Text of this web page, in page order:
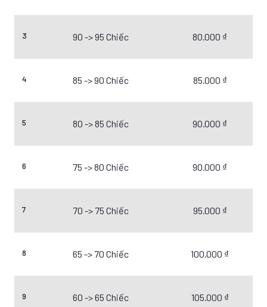
3 90 -> 95 Chiếc 80.000 ₫
4 85 -> 90 Chiếc 85.000 ₫
5 80 -> 85 Chiếc 90.000 ₫
6 75 -> 80 Chiếc 90.000 ₫
7 70 -> 75 Chiếc 95.000 ₫
8 65 -> 70 Chiếc 100.000 ₫
9 60 -> 65 Chiếc 105.000 ₫